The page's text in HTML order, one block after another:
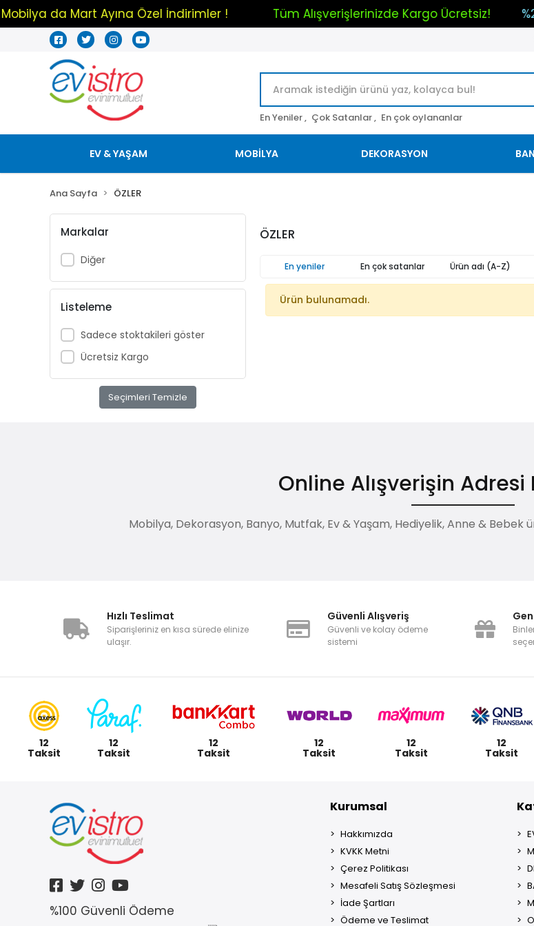
Mobilya da Mart Ayına Özel İndirimler ! Tüm Alışverişlerinizde Kargo Ücretsiz!
En Yeniler , Çok Satanlar , En çok oylananlar
EV & YAŞAM MOBİLYA DEKORASYON
Ana Sayfa ÖZLER
Markalar
Diğer
Listeleme
Sadece stoktakileri göster
Ücretsiz Kargo
Seçimleri Temizle
ÖZLER
En yeniler En çok satanlar Ürün adı (A-Z)
Ürün bulunamadı.
Online Alışverişin Adresi
Mobilya, Dekorasyon, Banyo, Mutfak, Ev & Yaşam, Hediyelik, Anne &
Hızlı Teslimat
Siparişleriniz en kısa sürede elinize
ulaşır.
Güvenli Alışveriş
Güvenli ve kolay ödeme
sistemi
12
Taksit
12
Taksit
12
Taksit
12
Taksit
12
Taksit
12
Taksit
%100 Güvenli Ödeme
Kurumsal
Hakkımızda
KVKK Metni
Çerez Politikası
Mesafeli Satış Sözleşmesi
İade Şartları
Ödeme ve Teslimat